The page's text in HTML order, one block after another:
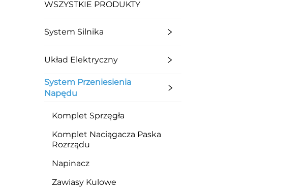
WSZYSTKIE PRODUKTY
System Silnika
Układ Elektryczny
System Przeniesienia
Napędu
Komplet Sprzęgła
Komplet Naciągacza Paska
Rozrządu
Napinacz
Zawiasy Kulowe